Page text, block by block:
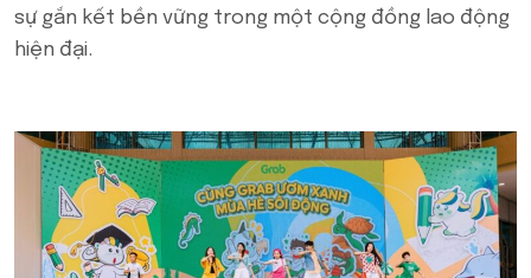
sự gắn kết bền vững trong một cộng đồng lao động
hiện đại.